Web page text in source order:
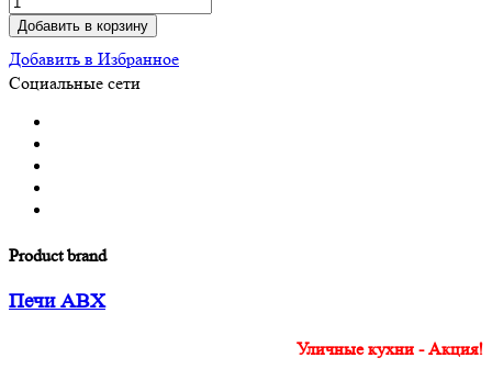
Добавить в корзину
Добавить в Избранное
Социальные сети
Product brand
Печи ABX
Уличные кухни - Акция!